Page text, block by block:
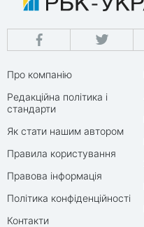
Про компанію
Редакційна політика і
стандарти
Як стати нашим автором
Правила користування
Правова інформація
Політика конфіденційності
Контакти